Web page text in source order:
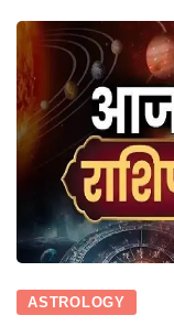
ASTROLOGY